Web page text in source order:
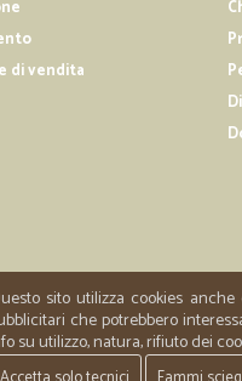
di vendita
sito utilizza cookies
che potrebbero
su utilizzo, natura, rifiuto dei